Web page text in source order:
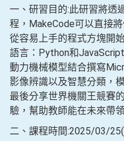
一、研習目的:此研習將透
程，MakeCode可以直接
從容易上手的程式方塊開
語言：Python和
動力機械模型結合撰寫
影像辨識以及智慧分類，
最後分享世界機關王競賽
驗，幫助教師能在未來帶
二、課程時間:2025/03/